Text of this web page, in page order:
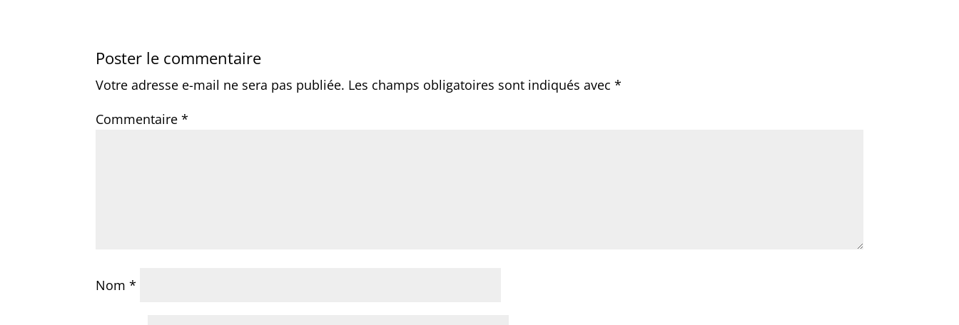
Poster le commentaire
Votre adresse e-mail ne sera pas publiée. Les champs obligatoires sont indiqués avec*
Commentaire*
Nom*